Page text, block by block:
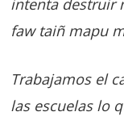
faw taiñ mapu
Trabajamos el
las escuelas lo